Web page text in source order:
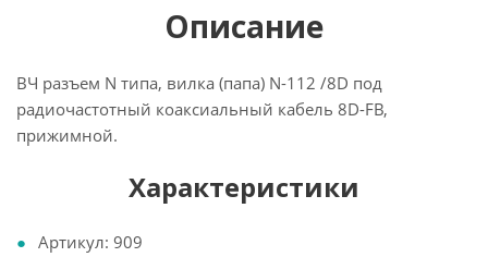
Описание
ВЧ разъем N типа, вилка (папа) N-112 /8D под
радиочастотный коаксиальный кабель 8D-FB,
прижимной.
Характеристики
Артикул: 909